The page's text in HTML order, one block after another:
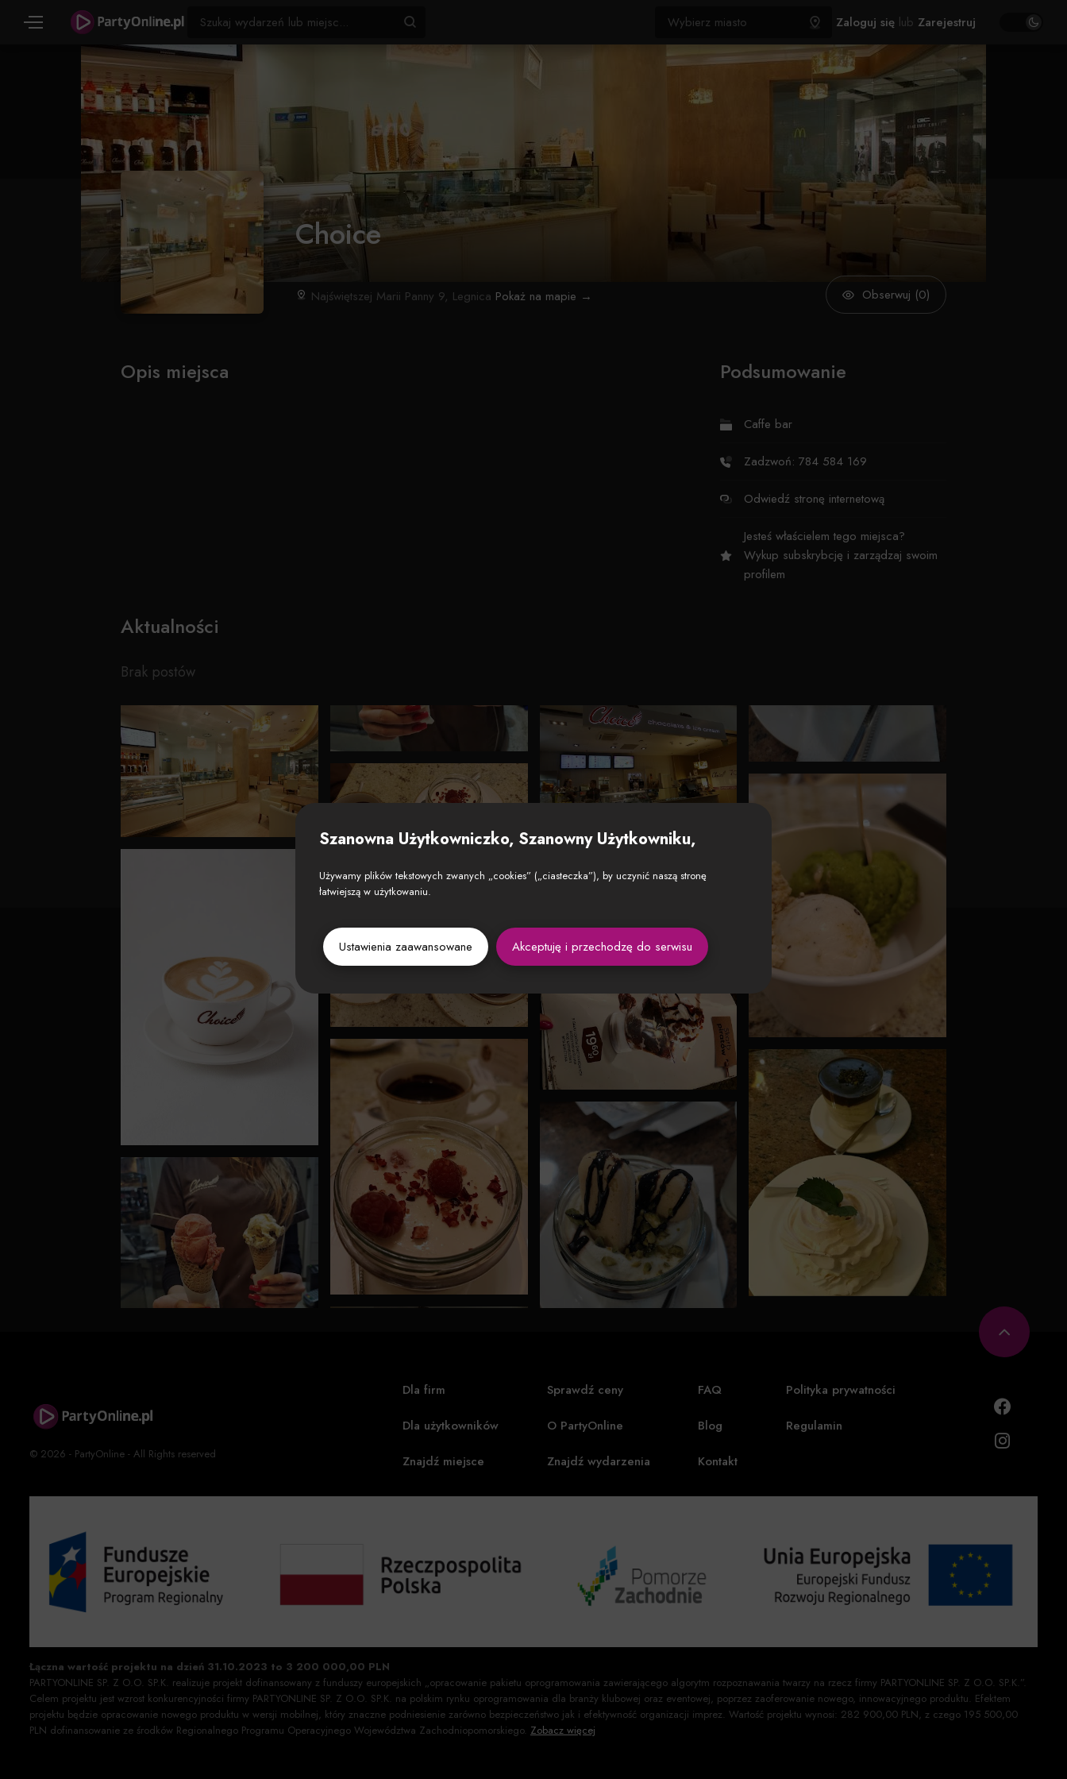
Zaloguj się lub Zarejestruj
Choice
Najświętszej Marii Panny 9, Legnica Pokaż na mapie → Obserwuj (0)
Opis miejsca Podsumowanie
Caffe bar
Zadzwoń: 784 584 169
Odwiedź stronę internetową
Jesteś właścielem tego miejsca?
Wykup subskrybcję i zarządzaj swoim
profilem
Aktualności
Brak postów
© 2026 - PartyOnline - All Rights reserved
Dla firm
Dla użytkowników
Znajdź miejsce
Sprawdź ceny
O PartyOnline
Znajdź wydarzenia
FAQ
Blog
Kontakt
Polityka prywatności
Regulamin
Łączna wartość projektu na dzień 31.10.2023 to 3 200 000,00 PLN
PARTYONLINE SP. Z O.O. SP.K. realizuje projekt dofinansowany z funduszy europejskich „opracowanie pakietu oprogramowania zawierającego algorytm rozpoznawania twarzy na rzecz firmy PARTYONLINE SP. Z O.O. SP.K.”.
Celem projektu jest wzrost konkurencyjności firmy PARTYONLINE SP. Z O.O. SP.K. na polskim rynku oprogramowania dla branży klubowej oraz eventowej, poprzez zaoferowanie nowego, innowacyjnego produktu. Efektem
projektu będzie opracowanie nowego produktu w wersji mobilnej, który znaczne podniesienie zarówno bezpieczeństwo jak i efektywność organizacji imprez. Wartość projektu wynosi: 282 900,00 PLN, z czego 195 500,00
PLN dofinansowanie ze środków Regionalnego Programu Operacyjnego Województwa Zachodniopomorskiego. Zobacz więcej
Szanowna Użytkowniczko, Szanowny Użytkowniku,
Używamy plików tekstowych zwanych „cookies” („ciasteczka”), by uczynić naszą stronę
łatwiejszą w użytkowaniu.
Ustawienia zaawansowane Akceptuję i przechodzę do serwisu